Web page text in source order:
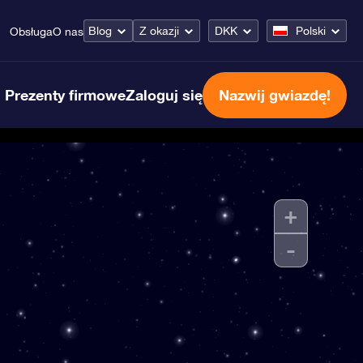
ObsługaO nas Blog Z okazji DKK Polski
Prezenty firmoweZaloguj się Nazwij gwiazdę!